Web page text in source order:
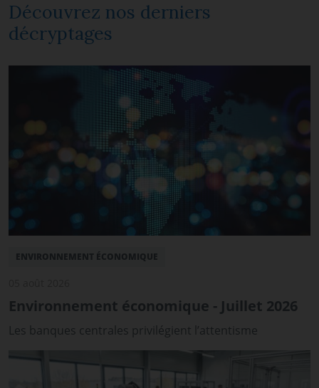
Découvrez nos derniers
décryptages
ENVIRONNEMENT ÉCONOMIQUE
Environnement économique - Juillet 2026
Les banques centrales privilégient l’attentisme